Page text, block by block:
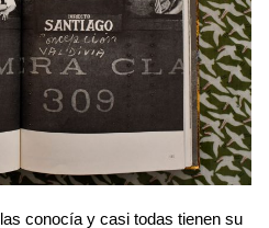
conocía y casi todas tienen su